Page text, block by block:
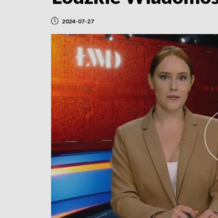
2024-07-27